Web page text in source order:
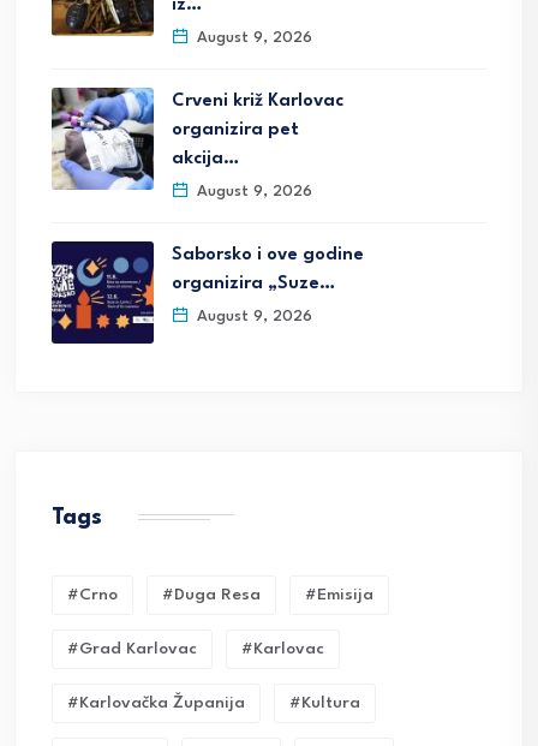
iz…
August 9, 2026
Crveni križ Karlovac
organizira pet
akcija…
August 9, 2026
Saborsko i ove godine
organizira „Suze…
August 9, 2026
Tags
#crno #duga Resa #emisija
#grad Karlovac #karlovac
#karlovačka Županija #kultura